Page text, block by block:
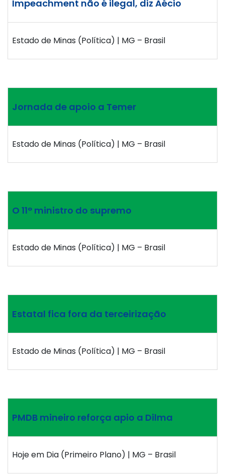
Impeachment não é ilegal, diz Aécio
Estado de Minas (Política) | MG – Brasil
Jornada de apoio a Temer
Estado de Minas (Política) | MG – Brasil
O 11° ministro do supremo
Estado de Minas (Política) | MG – Brasil
Estatal fica fora da terceirização
Estado de Minas (Política) | MG – Brasil
PMDB mineiro reforça apio a Dilma
Hoje em Dia (Primeiro Plano) | MG – Brasil